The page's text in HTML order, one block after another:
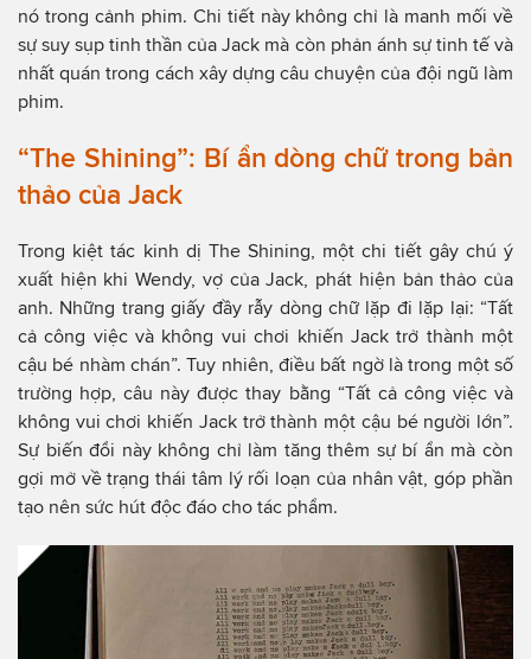
nó trong cảnh phim. Chi tiết này không chỉ là manh mối về
sự suy sụp tinh thần của Jack mà còn phản ánh sự tinh tế và
nhất quán trong cách xây dựng câu chuyện của đội ngũ làm
phim.
“The Shining”: Bí ẩn dòng chữ trong bản
thảo của Jack
Trong kiệt tác kinh dị The Shining, một chi tiết gây chú ý
xuất hiện khi Wendy, vợ của Jack, phát hiện bản thảo của
anh. Những trang giấy đầy rẫy dòng chữ lặp đi lặp lại: “Tất
cả công việc và không vui chơi khiến Jack trở thành một
cậu bé nhàm chán”. Tuy nhiên, điều bất ngờ là trong một số
trường hợp, câu này được thay bằng “Tất cả công việc và
không vui chơi khiến Jack trở thành một cậu bé người lớn”.
Sự biến đổi này không chỉ làm tăng thêm sự bí ẩn mà còn
gợi mở về trạng thái tâm lý rối loạn của nhân vật, góp phần
tạo nên sức hút độc đáo cho tác phẩm.